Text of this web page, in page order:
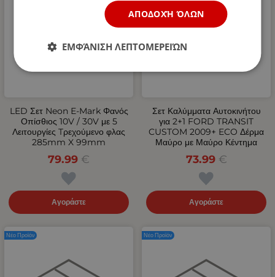
LED Σετ Neon Е-Мark Φανός
Οπίσθιος 10V / 30V με 5
Λειτουργίες Tρεχούμενο φλας
285mm X 99mm
79.99 €
Αγοράστε
Σετ Καλύμματα Αυτοκινήτου
για 2+1 FORD TRANSIT
CUSTOM 2009+ ECO Δέρμα
Μαύρο με Μαύρο Κέντημα
73.99 €
Αγοράστε
Νέο Προϊόν Νέο Προϊόν
ΑΠΟΔΟΧΉ ΌΛΩΝ
ΕΜΦΆΝΙΣΗ ΛΕΠΤΟΜΕΡΕΙΏΝ